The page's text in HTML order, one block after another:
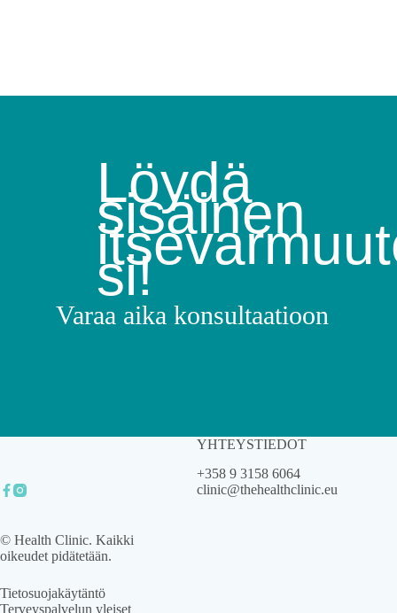
Varaa aika konsultaatioon
Löydä
sisäinen
si!
© Health Clinic. Kaikki
oikeudet pidätetään.
Tietosuojakäytäntö
Terveyspalvelun yleiset
YHTEYSTIEDOT
+358 9 3158 6064
clinic@thehealthclinic.eu